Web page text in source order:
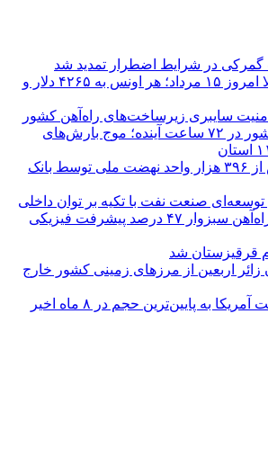
گمرکی در شرایط اضطرار تمدید شد
قیمت جهانی طلا امروز ۱۵ مرداد؛ هر اونس به ۴۲۶۵ دلار و
سایبری زیرساخت‌های راه‌آهن کشور
وضعیت جوی کشور در ۷۲ ساعت آینده؛ موج بارش‌های
تأمین مالی بیش از ۳۹۶ هزار واحد نهضت ملی توسط بانک
صنعت نفت با تکیه بر توان داخلی
بازوند: ایستگاه راه‌آهن سبزوار ۴۷ درصد پیشرفت فیزیکی
قرقیزستان شد
میلیون زائر اربعین از مرزهای زمینی کشور خارج
به پایین‌ترین حجم در ۸ ماه اخیر